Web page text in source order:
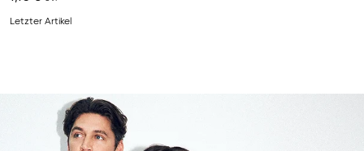
Letzter Artikel